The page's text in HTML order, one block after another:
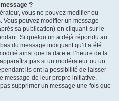
?
vous ne pouvez modifier ou
pouvez modifier un message
sa publication) en cliquant sur le
Si quelqu’un a déjà répondu au
du message indiquant qu’il a été
ainsi que la date et l’heure de la
pas si un modérateur ou un
ils ont la possibilité de laisser
message de leur propre initiative.
supprimer un message une fois que